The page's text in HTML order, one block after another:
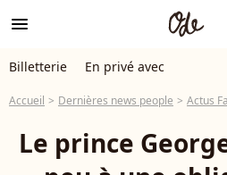
menu
Billetterie En privé avec
Accueil Dernières news people Actus
Le prince